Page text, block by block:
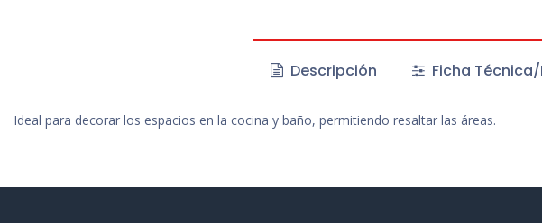
Descripción Ficha
Ideal para decorar los espacios en la cocina y baño, permitiendo resaltar las áreas.